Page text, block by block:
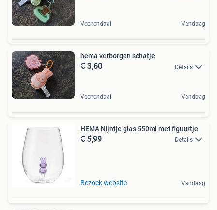
Veenendaal Vandaag
hema verborgen schatje
€ 3,60 Details
Veenendaal Vandaag
HEMA Nijntje glas 550ml met figuurtje
€ 5,99 Details
Bezoek website Vandaag